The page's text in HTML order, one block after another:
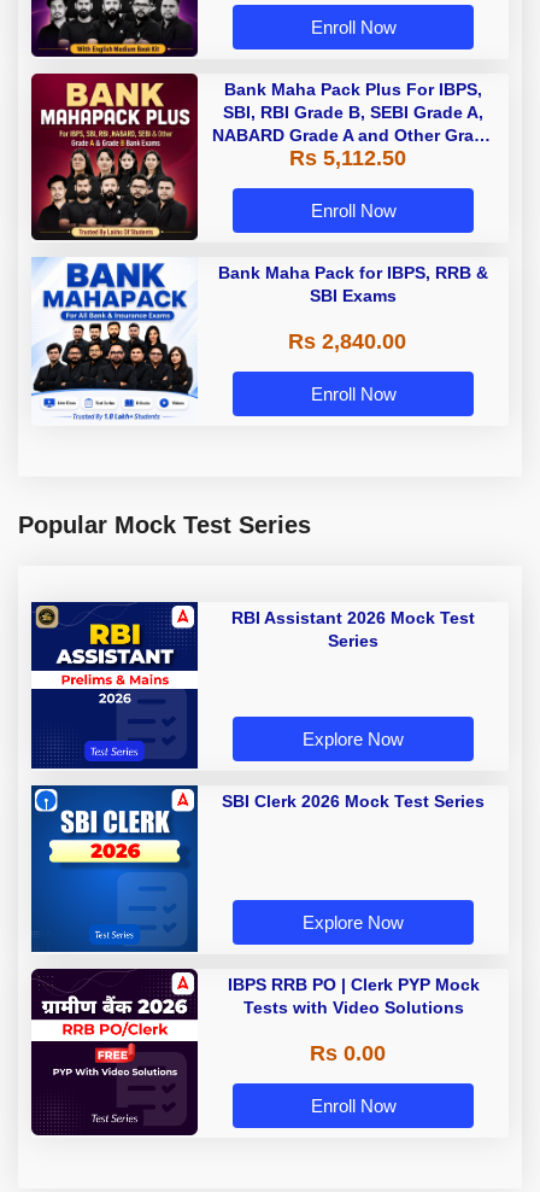
Enroll Now
Bank Maha Pack Plus For IBPS,
SBI, RBI Grade B, SEBI Grade A,
NABARD Grade A and Other Grade
A & Grade B Bank Exams
Rs 5,112.50
Enroll Now
Bank Maha Pack for IBPS, RRB &
SBI Exams
Rs 2,840.00
Enroll Now
Popular Mock Test Series
RBI Assistant 2026 Mock Test
Series
Explore Now
SBI Clerk 2026 Mock Test Series
Explore Now
IBPS RRB PO | Clerk PYP Mock
Tests with Video Solutions
Rs 0.00
Enroll Now